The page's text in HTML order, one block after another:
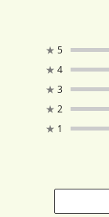
★ 5
★ 4
★ 3
★ 2
★ 1